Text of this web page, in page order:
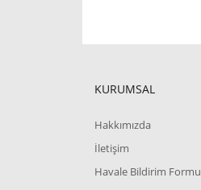
KURUMSAL
Hakkımızda
İletişim
Havale Bildirim Formu